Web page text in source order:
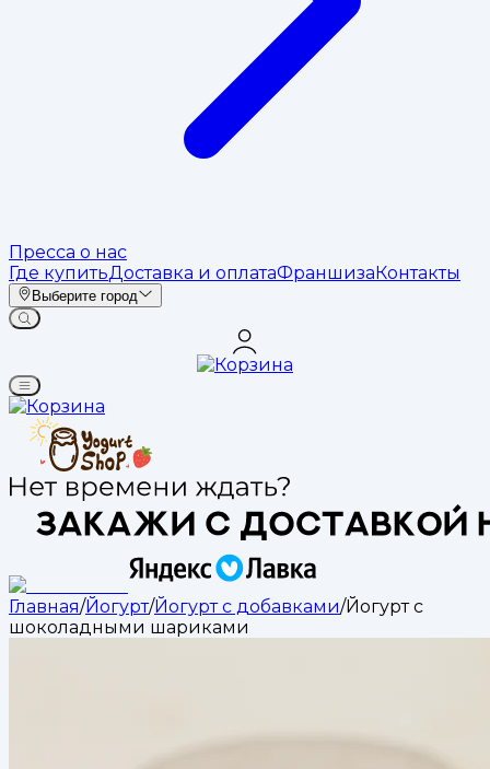
Пресса о нас
Где купитьДоставка и оплатаФраншизаКонтакты
Выберите город
Главная/Йогурт/Йогурт с добавками/Йогурт с
шоколадными шариками